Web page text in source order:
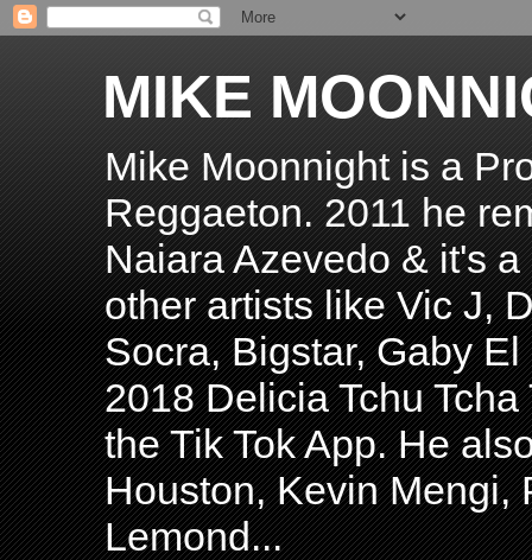
MIKE
Mike Moonnight is a
Reggaeton. 2011 he
Naiara Azevedo & it's
other artists like Vic J,
Socra, Bigstar, Gaby
2018 Delicia Tchu
the Tik Tok App. He
Houston, Kevin Mengi,
Lemond...